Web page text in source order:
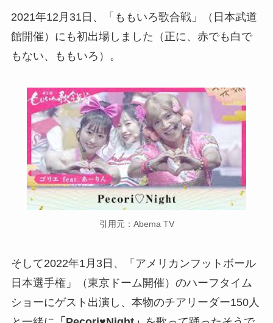
2021年12月31日、「ももいろ歌合戦」（日本武道
館開催）にも初出場しました（正に、赤でも白で
もない、ももいろ）。
引用元：Abema TV
そして2022年1月3日、「アメリカンフットボール
日本選手権」（東京ドーム開催）のハーフタイム
ショーにゲスト出演し、本物のチアリーダー150人